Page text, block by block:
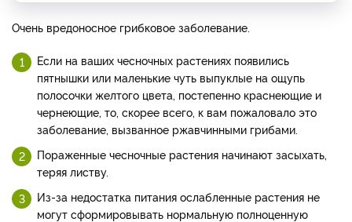
Очень вредоносное грибковое заболевание.
Если на ваших чесночных растениях появились
пятнышки или маленькие чуть выпуклые на ощупь
полосочки желтого цвета, постепенно краснеющие и
чернеющие, то, скорее всего, к вам пожаловало это
заболевание, вызванное ржавчинными грибами.
Пораженные чесночные растения начинают засыхать,
теряя листву.
Из-за недостатка питания ослабленные растения не
могут сформировывать нормальную полноценную